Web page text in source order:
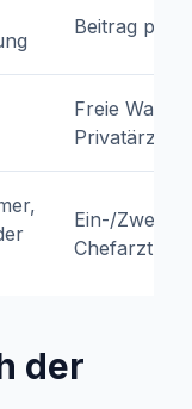
Beitrag pro
Freie Wahl
Privatärzte)
Ein-/
Chefarzt
der